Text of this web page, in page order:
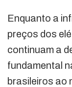
Enquanto a
preços dos
continuam a
fundamental
brasileiros ao